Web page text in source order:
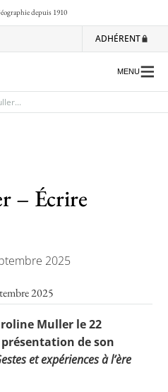
éographiedepuis 1910
ADHÉRENT
nationaux
et motions
de l’APHG
MENU
– Écrire
2025
2025
Muller le 22
de son
et expériences à l’ère